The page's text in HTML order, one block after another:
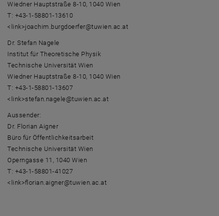
Wiedner Hauptstraße 8-10, 1040 Wien
T: +43-1-58801-13610
<link>joachim.burgdoerfer@tuwien.ac.at
Dr. Stefan Nagele
Institut für Theoretische Physik
Technische Universität Wien
Wiedner Hauptstraße 8-10, 1040 Wien
T: +43-1-58801-13607
<link>stefan.nagele@tuwien.ac.at
Aussender:
Dr. Florian Aigner
Büro für Öffentlichkeitsarbeit
Technische Universität Wien
Operngasse 11, 1040 Wien
T: +43-1-58801-41027
<link>florian.aigner@tuwien.ac.at